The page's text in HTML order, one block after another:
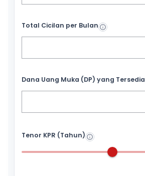
Total Cicilan per Bulan
Dana Uang Muka (DP) yang Tersedia
Tenor KPR (Tahun)